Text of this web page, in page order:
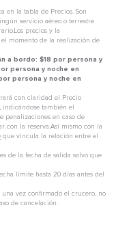
en la tabla de Precios. Son
servicio aéreo o terrestre
precios y la
momento de la realización de
a bordo: $18 por persona y
persona y noche en
persona y noche en
con claridad el Precio
indicándose también el
penalizaciones en caso de
con la reserva.Así mismo con la
que vincula la relación entre el
de la fecha de salida salvo que
límite hasta 20 días antes del
una vez confirmado el crucero, no
de cancelación.